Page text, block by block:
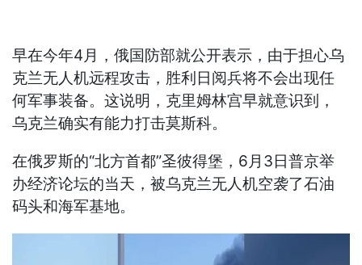
早在今年4月，俄国防部就公开表示，由于担心乌
克兰无人机远程攻击，胜利日阅兵将不会出现任
何军事装备。这说明，克里姆林宫早就意识到，
乌克兰确实有能力打击莫斯科。
在俄罗斯的“北方首都”圣彼得堡，6月3日普京举
办经济论坛的当天，被乌克兰无人机空袭了石油
码头和海军基地。